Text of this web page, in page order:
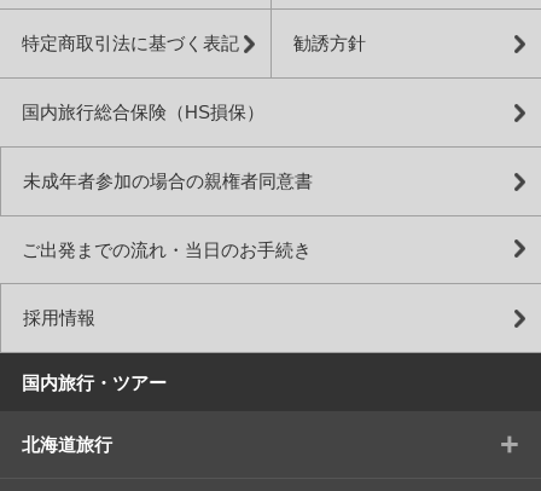
特定商取引法に基づく表記 勧誘方針
国内旅行総合保険（HS損保）
未成年者参加の場合の親権者同意書
ご出発までの流れ・当日のお手続き
採用情報
国内旅行・ツアー
北海道旅行 +